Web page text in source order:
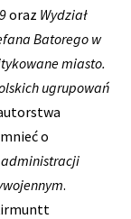
oraz Wydział
Batorego w
miasto.
ugrupowań
o
administracji
.